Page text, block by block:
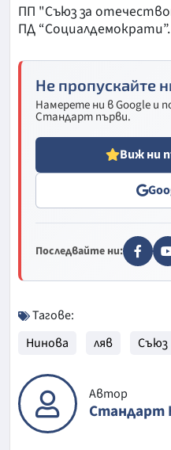
ПП "Съюз за
ПД “Социалдемократи”.
Не пропускайте
Намерете ни в Google и
Стандарт първи.
Виж ни
Последвайте ни:
Тагове:
Нинова
ляв Съюз
Автор
Стандарт